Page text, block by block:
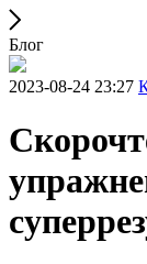
Блог
2023-08-24 23:27